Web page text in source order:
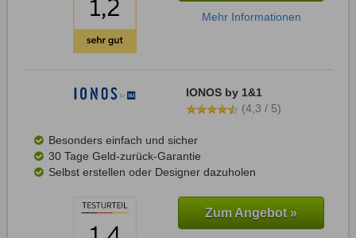
Mehr Informationen
IONOS by 1&1
(4,3 / 5)
Besonders einfach und sicher
30 Tage Geld-zurück-Garantie
Selbst erstellen oder Designer dazuholen
Zum Angebot »